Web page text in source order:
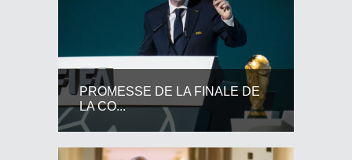
PROMESSE DE LA FINALE DE
LA CO...